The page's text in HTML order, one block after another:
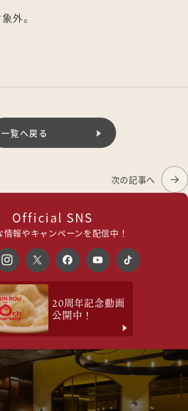
外。
一覧へ戻る
次の記事へ
Official SNS
情報やキャンペーンを配信中！
20周年記念動画
公開中！